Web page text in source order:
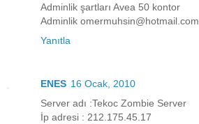
Adminlik şartları Avea 50 kontor
Adminlik omermuhsin@hotmail.com
Yanıtla
ENES 16 Ocak, 2010
Server adı :Tekoc Zombie Server
İp adresi : 212.175.45.17